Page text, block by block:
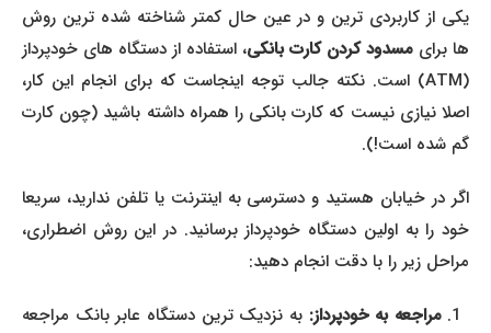
یکی از کاربردی ترین و در عین حال کمتر شناخته شده ترین روش
ها برایمسدود کردن کارت بانکی، استفاده از دستگاه های خودپرداز
(ATM) است. نکته جالب توجه اینجاست که برای انجام این کار،
اصلا نیازی نیست که کارت بانکی را همراه داشته باشید (چون کارت
گم شده است!).
اگر در خیابان هستید و دسترسی به اینترنت یا تلفن ندارید، سریعا
خود را به اولین دستگاه خودپرداز برسانید. در این روش اضطراری،
مراحل زیر را با دقت انجام دهید:
مراجعه به خودپرداز:به نزدیک ترین دستگاه عابر بانک مراجعه